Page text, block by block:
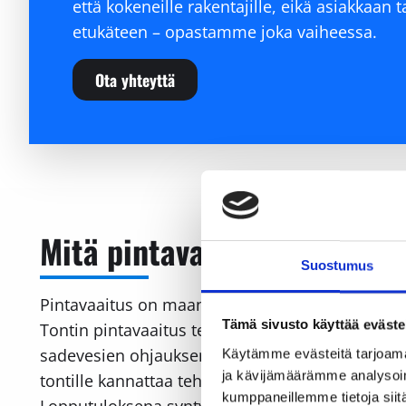
Suostumus
Tämä sivusto käyttää
Käytämme evästeitä
ja kävijämäärämme
kumppaneillemme tietoja
että kokeneille rakentajille, eikä asiakkaan
etukäteen – opastamme joka vaiheessa.
Ota yhteyttä
Mitä pintavaaitus
Pintavaaitus on maanpinnan korkeuserojen
Tontin pintavaaitus tehdään usein ennen
sadevesien ohjauksen suunnittelussa.
tontille kannattaa tehdä. Tyypillisesti